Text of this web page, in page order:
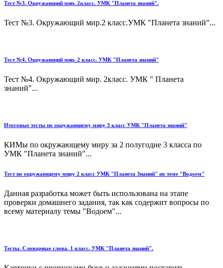
Тест №3. Окружающий мир. 2класс. УМК "Планета знаний".
Тест №3. Окружающий мир.2 класс.УМК "Планета знаний"...
Тест №4. Окружающий мир. 2 класс. УМК "Планета знаний"
Тест №4. Окружающий мир. 2класс. УМК " Планета
знаний"...
Итоговые тесты по окружающему миру 3 класс УМК "Планета знаний"
КИМы по окружающему миру за 2 полугодие 3 класса по
УМК "Планета знаний"...
Тест по окружающему миру 2 класс УМК "Планета Знаний" по теме "Водоем"
Данная разработка может быть использована на этапе
проверки домашнего задания, так как содержит вопросы по
всему материалу темы "Водоем"...
Тесты. Словарные слова. 1 класс. УМК "Планета знаний".